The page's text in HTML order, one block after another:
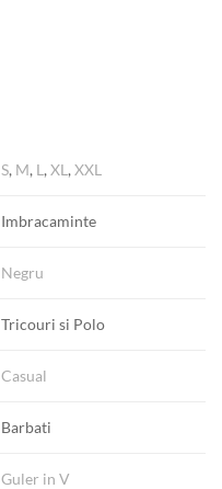
S, M, L ,XL ,XXL
Imbracaminte
Negru
Tricouri si Polo
Casual
Barbati
Guler in V